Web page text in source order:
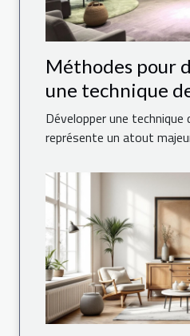
Méthodes pour
une technique
précise
Développer une technique
représente un atout